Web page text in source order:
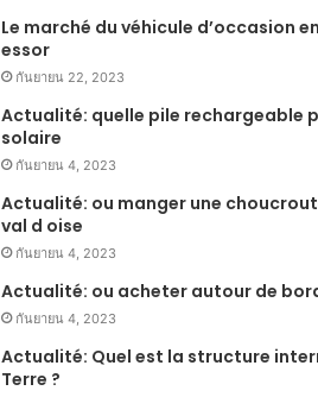
Le marché du véhicule d’occasion
essor
กันยายน 22, 2023
Actualité: quelle pile rechargeable
solaire
กันยายน 4, 2023
Actualité: ou manger une
val d oise
กันยายน 4, 2023
Actualité: ou acheter autour de
กันยายน 4, 2023
Actualité: Quel est la structure
Terre ?